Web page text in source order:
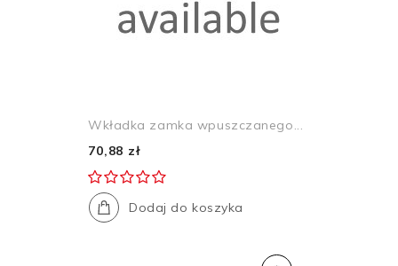
Wkładka zamka wpuszczanego...
70,88 zł
Dodaj do koszyka